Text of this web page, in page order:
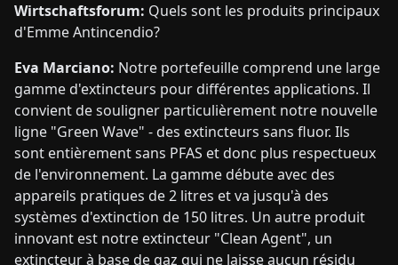
Wirtschaftsforum: Quels sont les produits principaux
d'Emme Antincendio?
Eva Marciano: Notre portefeuille comprend une large
gamme d'extincteurs pour différentes applications. Il
convient de souligner particulièrement notre nouvelle
ligne "Green Wave" - des extincteurs sans fluor. Ils
sont entièrement sans PFAS et donc plus respectueux
de l'environnement. La gamme débute avec des
appareils pratiques de 2 litres et va jusqu'à des
systèmes d'extinction de 150 litres. Un autre produit
innovant est notre extincteur "Clean Agent", un
extincteur à base de gaz qui ne laisse aucun résidu